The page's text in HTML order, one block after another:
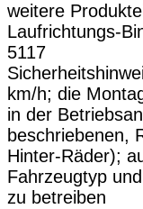
weitere
Laufrichtungs-
5117
km/h; die
in der
beschriebenen,
Hinter-Räder);
Fahrzeugtyp
zu betreiben